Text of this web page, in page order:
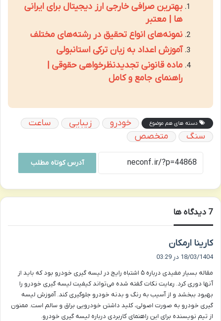
بهترین صرافی خارجی ارز دیجیتال برای ایرانی
ها | معتبر
نمونه‌های انواع تحقیق در رشته‌های مختلف
آموزش اعداد به زبان ترکی استانبولی
ماده قانونی تجدیدنظرخواهی حقوقی |
راهنمای جامع و کامل
دسته های هم موضوع خودرو زیبایی
ساعت
سنگ
متخصص
آدرس کوتاه مطلب
‫7 دیدگاه ها
کارینا ارمکان
ف
:
18/03/1404 در 03:29
مقاله بسیار مفیدی درباره ۵ اشتباه رایج در لیسه گیری خودرو بود که باید از
آنها دوری کرد. رعایت نکات گفته شده می‌تواند کیفیت لیسه گیری خودرو را
بهبود ببخشد و از آسیب به رنگ و بدنه خودرو جلوگیری کند. آموزش لیسه
گیری خودرو به صورت اصولی، کلید داشتن خودرویی براق و سالم است. ممنون
از تیم نویسنده برای این راهنمای کاربردی درباره لیسه گیری خودرو.